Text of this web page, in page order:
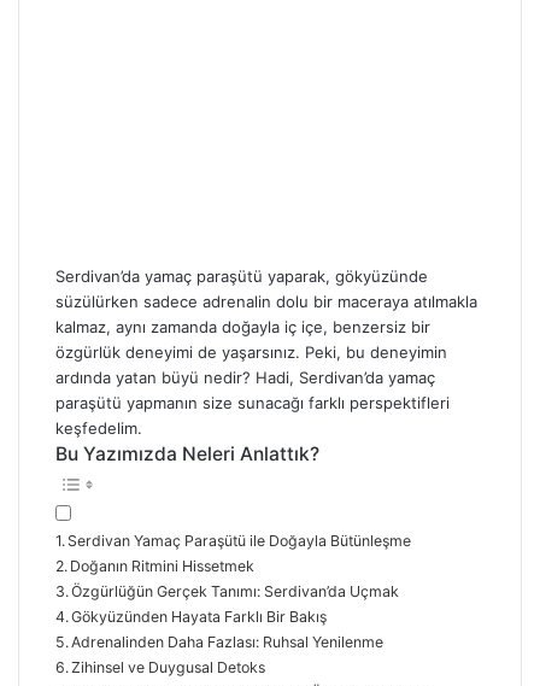
Serdivan’da yamaç paraşütü yaparak, gökyüzünde
süzülürken sadece adrenalin dolu bir maceraya atılmakla
kalmaz, aynı zamanda doğayla iç içe, benzersiz bir
özgürlük deneyimi de yaşarsınız. Peki, bu deneyimin
ardında yatan büyü nedir? Hadi, Serdivan’da yamaç
paraşütü yapmanın size sunacağı farklı perspektifleri
keşfedelim.
Bu Yazımızda Neleri Anlattık?
Serdivan Yamaç Paraşütü ile Doğayla Bütünleşme
Doğanın Ritmini Hissetmek
Özgürlüğün Gerçek Tanımı: Serdivan’da Uçmak
Gökyüzünden Hayata Farklı Bir Bakış
Adrenalinden Daha Fazlası: Ruhsal Yenilenme
Zihinsel ve Duygusal Detoks